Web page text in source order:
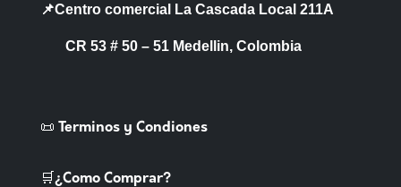
📌Centro comercial La Cascada Local 211A
CR 53 # 50 – 51 Medellin, Colombia
📜 Terminos y Condiones
🛒¿Como Comprar?